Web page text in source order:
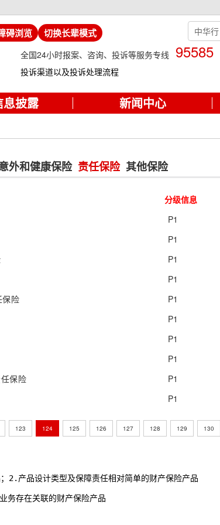
碍浏览 切换长辈模式
全国24小时报案、咨询、投诉等服务专线 95585
投诉渠道以及投诉处理流程
披露 新闻中心
外和健康保险 责任保险 其他保险
分级信息
P1
P1
P1
P1
保险
P1
P1
P1
P1
保险
P1
P1
123 124 125 126 127 128 129 130
2.产品设计类型及保障责任相对简单的财产保险产品
务存在关联的财产保险产品